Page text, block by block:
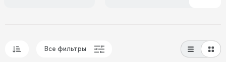
Все фильтры